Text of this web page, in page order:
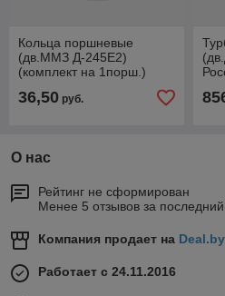
Кольца поршневые
(дв.ММЗ Д-245Е2)
(комплект на 1порш.)
1004060-Б
36,50 руб.
О нас
Рейтинг не сформирован
Менее 5 отзывов за последний
Компания продает на Deal.by
Работает с 24.11.2016